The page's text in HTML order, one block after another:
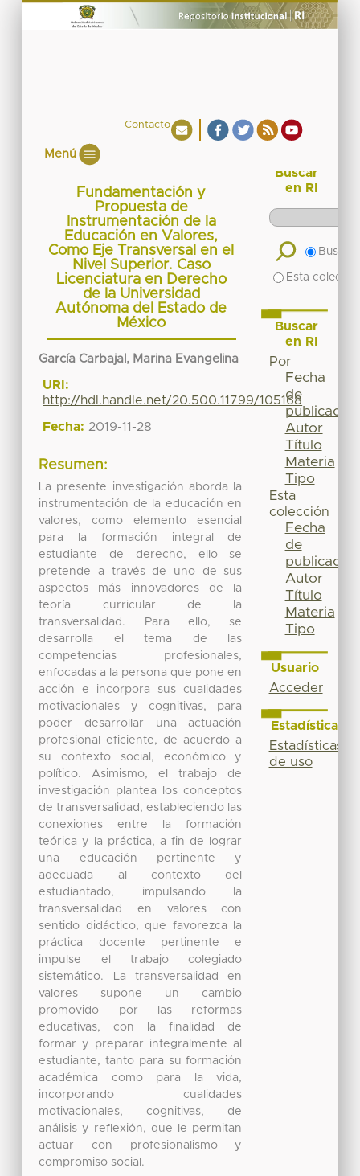
Contacto
Menú
Fundamentación y
Propuesta de
Instrumentación de la
Educación en Valores,
Como Eje Transversal en el
Nivel Superior. Caso
Licenciatura en Derecho
de la Universidad
Autónoma del Estado de
México
García Carbajal, Marina Evangelina
URI:
http://hdl.handle.net/20.500.11799/105168
Fecha: 2019-11-28
Resumen:
La presente investigación aborda la
instrumentación de la educación en
valores, como elemento esencial
para la formación integral de
estudiante de derecho, ello se
pretende a través de uno de sus
aspectos más innovadores de la
teoría curricular de la
transversalidad. Para ello, se
desarrolla el tema de las
competencias profesionales,
enfocadas a la persona que pone en
acción e incorpora sus cualidades
motivacionales y cognitivas, para
poder desarrollar una actuación
profesional eficiente, de acuerdo a
su contexto social, económico y
político. Asimismo, el trabajo de
investigación plantea los conceptos
de transversalidad, estableciendo las
conexiones entre la formación
teórica y la práctica, a fin de lograr
una educación pertinente y
adecuada al contexto del
estudiantado, impulsando la
transversalidad en valores con
sentido didáctico, que favorezca la
práctica docente pertinente e
impulse el trabajo colegiado
sistemático. La transversalidad en
valores supone un cambio
promovido por las reformas
educativas, con la finalidad de
formar y preparar integralmente al
estudiante, tanto para su formación
académica como para la vida,
incorporando cualidades
motivacionales, cognitivas, de
análisis y reflexión, que le permitan
actuar con profesionalismo y
compromiso social.
Buscar
en RI
Buscar
Esta
Buscar
en RI
Por
Fecha
de
publicación
Autor
Título
Materia
Tipo
Esta
colección
Fecha
de
publicación
Autor
Título
Materia
Tipo
Usuario
Acceder
Estadísticas
Estadísticas
de uso